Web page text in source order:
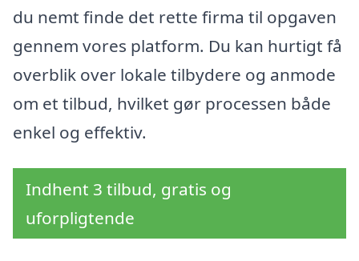
du nemt finde det rette firma til opgaven
gennem vores platform. Du kan hurtigt få
overblik over lokale tilbydere og anmode
om et tilbud, hvilket gør processen både
enkel og effektiv.
Indhent 3 tilbud, gratis og
uforpligtende